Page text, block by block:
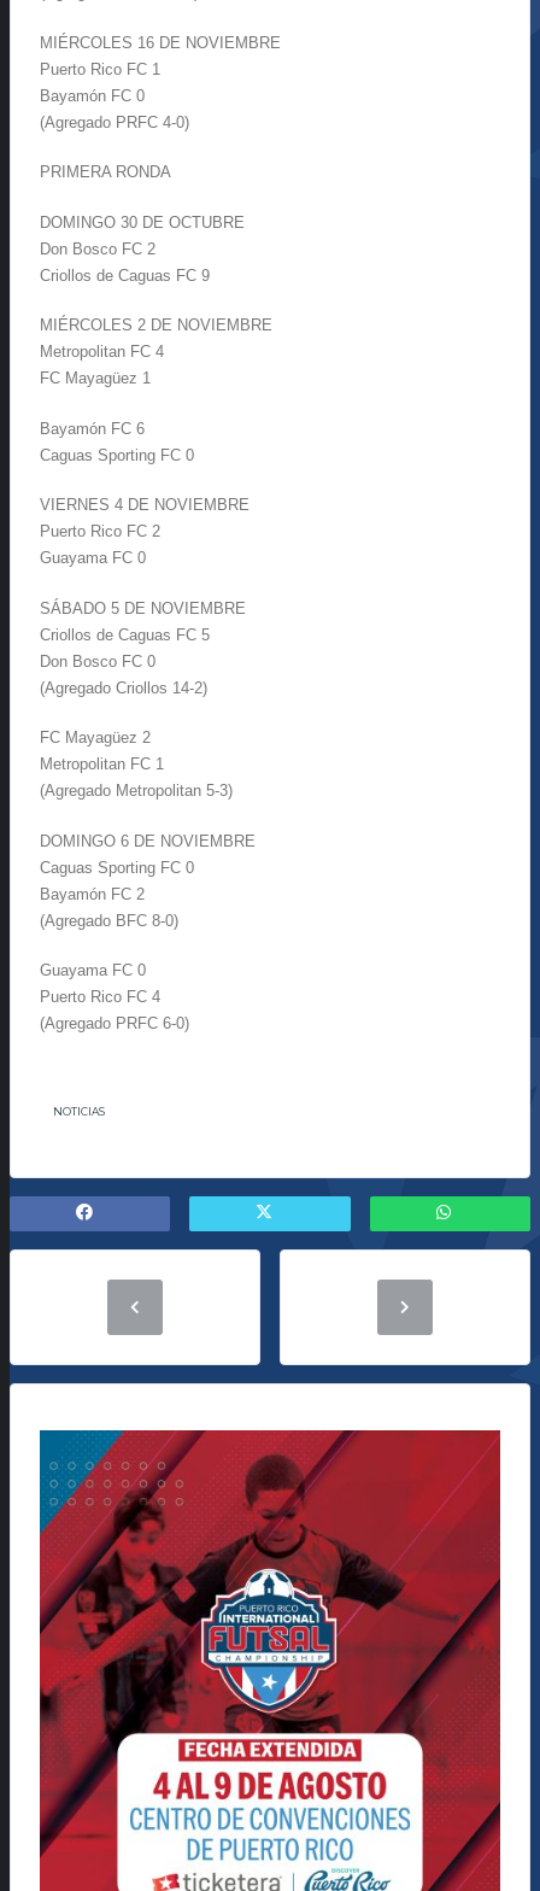
MIÉRCOLES 16 DE NOVIEMBRE
Puerto Rico FC 1
Bayamón FC 0
(Agregado PRFC 4-0)
PRIMERA RONDA
DOMINGO 30 DE OCTUBRE
Don Bosco FC 2
Criollos de Caguas FC 9
MIÉRCOLES 2 DE NOVIEMBRE
Metropolitan FC 4
FC Mayagüez 1
Bayamón FC 6
Caguas Sporting FC 0
VIERNES 4 DE NOVIEMBRE
Puerto Rico FC 2
Guayama FC 0
SÁBADO 5 DE NOVIEMBRE
Criollos de Caguas FC 5
Don Bosco FC 0
(Agregado Criollos 14-2)
FC Mayagüez 2
Metropolitan FC 1
(Agregado Metropolitan 5-3)
DOMINGO 6 DE NOVIEMBRE
Caguas Sporting FC 0
Bayamón FC 2
(Agregado BFC 8-0)
Guayama FC 0
Puerto Rico FC 4
(Agregado PRFC 6-0)
NOTICIAS